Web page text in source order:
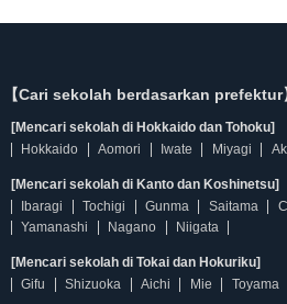
【Cari sekolah berdasarkan prefektur
[Mencari sekolah di Hokkaido dan Tohoku]
Hokkaido
Aomori Iwate Miyagi
[Mencari sekolah di Kanto dan Koshinetsu]
Ibaragi
Tochigi Gunma Saitama
Yamanashi
Nagano Niigata
[Mencari sekolah di Tokai dan Hokuriku]
Gifu
Shizuoka Aichi Mie Toyama